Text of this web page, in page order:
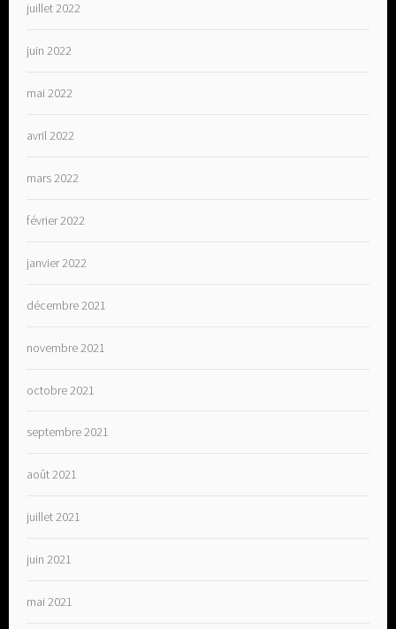
juillet 2022
juin 2022
mai 2022
avril 2022
mars 2022
février 2022
janvier 2022
décembre 2021
novembre 2021
octobre 2021
septembre 2021
août 2021
juillet 2021
juin 2021
mai 2021